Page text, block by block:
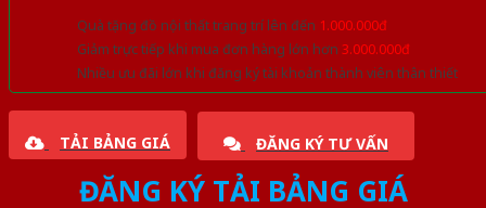
Quà tặng đồ nội thất trang trí lên đến 1.000.000đ
Giảm trực tiếp khi mua đơn hàng lớn hơn 3.000.000đ
Nhiều ưu đãi lớn khi đăng ký tài khoản thành viên thân thiết
TẢI BẢNG GIÁ ĐĂNG KÝ TƯ VẤN
ĐĂNG KÝ TẢI BẢNG GIÁ